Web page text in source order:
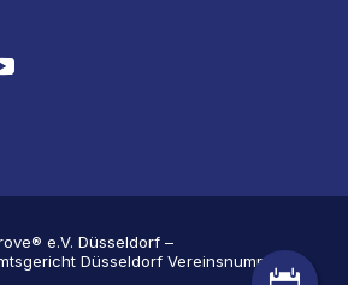
e.V. Düsseldorf –
Düsseldorf Vereinsnummer: